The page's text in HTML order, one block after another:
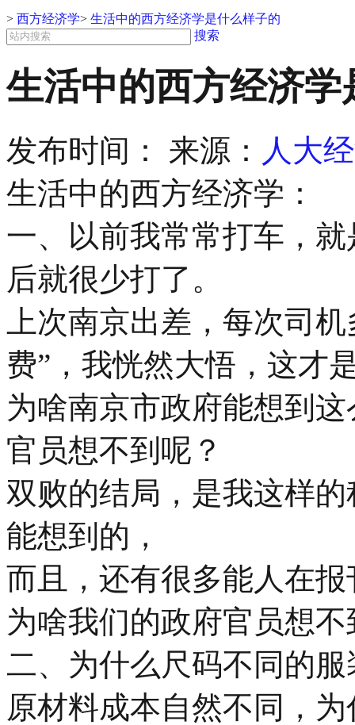
> 西方经济学> 生活中的西方经济学是什么样子的
搜索
生活中的西方经济学
发布时间： 来源： 人大
生活中的西方经济学：
一、以前我常常打车，
后就很少打了。
上次南京出差，每次司
费”，我恍然大悟，这才
为啥南京市政府能想到
官员想不到呢？
双败的结局，是我这样
能想到的，
而且，还有很多能人在
为啥我们的政府官员想
二、为什么尺码不同的
原材料成本自然不同，